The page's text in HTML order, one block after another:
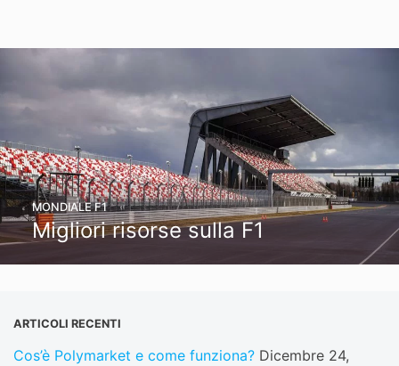
Migliori risorse sulla F1
MONDIALE F1
ARTICOLI RECENTI
Cos’è Polymarket e come funziona? Dicembre 24,